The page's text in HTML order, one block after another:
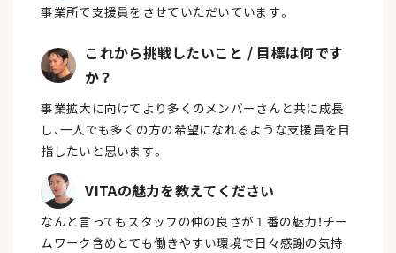
事業所で支援員をさせていただいています。
これから挑戦したいこと / 目標は何です
か？
事業拡大に向けてより多くのメンバーさんと共に成長
し、一人でも多くの方の希望になれるような支援員を目
指したいと思います。
VITAの魅力を教えてください
なんと言ってもスタッフの仲の良さが１番の魅力！チー
ムワーク含めとても働きやすい環境で日々感謝の気持